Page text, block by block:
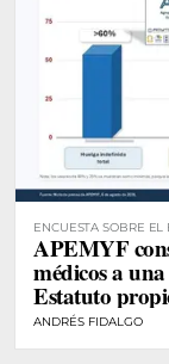
ENCUESTA SOBRE
APEMYF
médicos a
Estatuto
ANDRÉS FIDALGO